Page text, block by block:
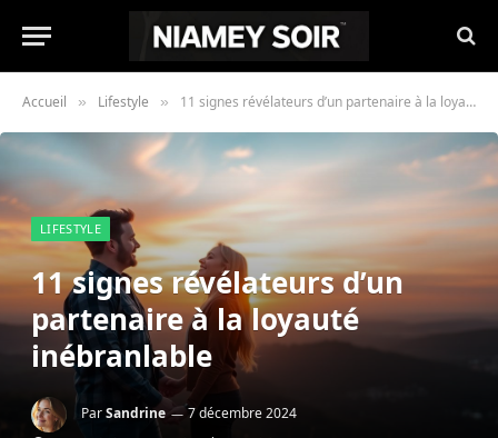
Accueil » Lifestyle » 11 signes révélateurs d’un partenaire à la loyauté inébranlable
LIFESTYLE
11 signes révélateurs d’un
partenaire à la loyauté
inébranlable
ParSandrine
7 décembre 2024